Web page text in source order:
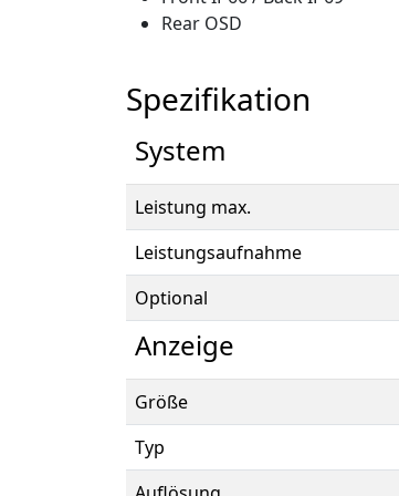
Rear OSD
Spezifikation
System
Leistung max.
Leistungsaufnahme
Optional
Anzeige
Größe
Typ